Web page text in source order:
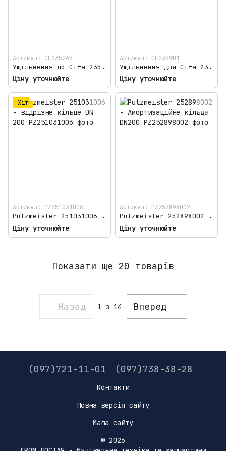
Артикул: CF235265
Ущільнення до Cifa 235265
Ціну уточнюйте
Артикул: CF235901
Ущільнення для Cifa 235901
Ціну уточнюйте
Хіт
Артикул: PZ251031006
Putzmeister 251031006 - відрізне кільце DN 200
Ціну уточнюйте
Артикул: PZ252898002
Putzmeister 252898002 - Амортизаційне кільце DN200
Ціну уточнюйте
Показати ще 20 товарів
Назад 1 з 14 Вперед
(097)721-11-01 (097)738-38-28
Контакти
Повна версія сайту
Мапа сайту
© 2026